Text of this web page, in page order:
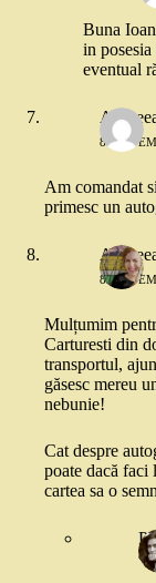
Buna
in
eventual
8
Am comandat
primesc un
8
Mulțumim
Carturesti din
transportul,
găsesc mereu
nebunie!
Cat despre
poate dacă faci
cartea sa o
8